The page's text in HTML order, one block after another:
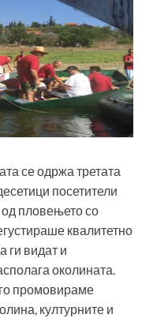
се одржа третата
посетители
од пловењето со
квалитетно
ги видат и
околината.
промовираме
културните и